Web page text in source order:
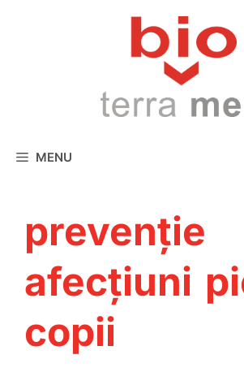
MENU
prevenție
afecțiuni
copii